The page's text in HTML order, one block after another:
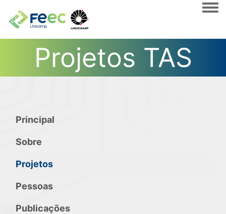
Projetos TAS
Principal
Sobre
Projetos
Pessoas
Publicações